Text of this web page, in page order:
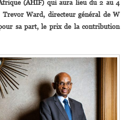
Bally,
Lauréat
Du
Leadership
L’AHIF
(AHIF) qui aura lieu du 2 au 4
Ward, directeur général de W
sa part, le prix de la contribution